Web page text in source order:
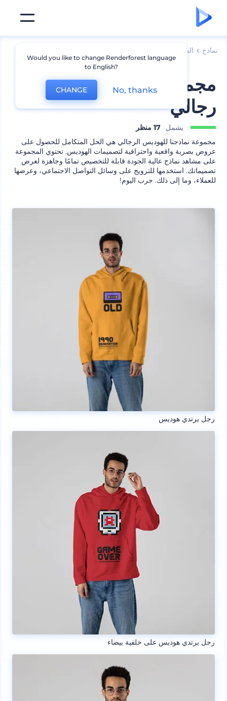
نماذج الملابس
مجموعة نماذج هوديس
رجالي
يشمل
17 منظر
مجموعة نماذجنا للهوديس الرجالي هي الحل المتكامل للحصول على
عروض بصرية واقعية واحترافية لتصميمات الهوديس. تحتوي المجموعة
على مشاهد نماذج عالية الجودة قابلة للتخصيص تمامًا وجاهزة لعرض
تصميماتك. استخدمها للترويج على وسائل التواصل الاجتماعي، وعرضها
للعملاء، وما إلى ذلك. جرب اليوم!
رجل يرتدي هوديس
رجل يرتدي هوديس على خلفية بيضاء
Would you like to change Renderforest language
to English?
CHANGE No, thanks